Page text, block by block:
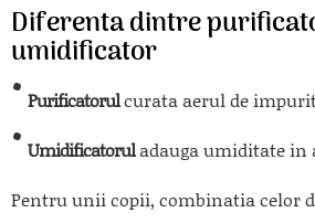
Diferenta dintre
umidificator
Purificatorulcurata aerul de
Umidificatoruladauga umiditate in
Pentru unii copii, combinatia celor